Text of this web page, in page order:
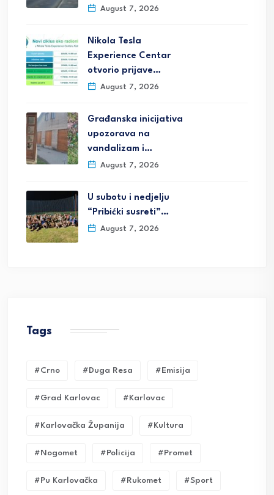
August 7, 2026
Nikola Tesla
Experience Centar
otvorio prijave…
August 7, 2026
Građanska inicijativa
upozorava na
vandalizam i…
August 7, 2026
U subotu i nedjelju
“Pribićki susreti”…
August 7, 2026
Tags
#crno #duga Resa #emisija
#grad Karlovac #karlovac
#karlovačka Županija #kultura
#nogomet #policija #promet
#pu Karlovačka #rukomet #sport